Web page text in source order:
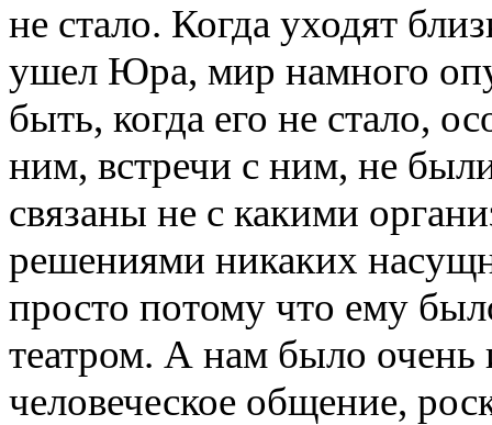
не стало. Когда уходят
ушел Юра, мир намного
быть, когда его не стало,
ним, встречи с ним, не
связаны не с какими
решениями никаких
просто потому что ему
театром. А нам было очень
человеческое общение,